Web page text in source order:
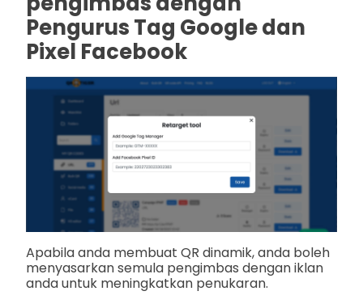
Pengurus Tag Google dan
Pixel Facebook
Apabila anda membuat QR dinamik, anda boleh
menyasarkan semula pengimbas dengan iklan
anda untuk meningkatkan penukaran.